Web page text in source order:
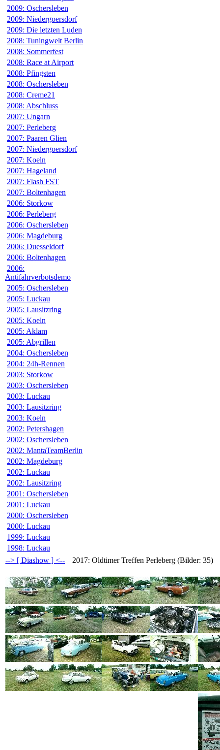
2009: Oschersleben
2009: Niedergoersdorf
2009: Die letzten Luden
2008: Tuningwelt Berlin
2008: Sommerfest
2008: Race at Airport
2008: Pfingsten
2008: Oschersleben
2008: Creme21
2008: Abschluss
2007: Ungarn
2007: Perleberg
2007: Paaren Glien
2007: Niedergoersdorf
2007: Koeln
2007: Hageland
2007: Flash FST
2007: Boltenhagen
2006: Storkow
2006: Perleberg
2006: Oschersleben
2006: Magdeburg
2006: Duesseldorf
2006: Boltenhagen
2006:
Antifahrverbotsdemo
2005: Oschersleben
2005: Luckau
2005: Lausitzring
2005: Koeln
2005: Aklam
2005: Abgrillen
2004: Oschersleben
2004: 24h-Rennen
2003: Storkow
2003: Oschersleben
2003: Luckau
2003: Lausitzring
2003: Koeln
2002: Petershagen
2002: Oschersleben
2002: MantaTeamBerlin
2002: Magdeburg
2002: Luckau
2002: Lausitzring
2001: Oschersleben
2001: Luckau
2000: Oschersleben
2000: Luckau
1999: Luckau
1998: Luckau
2017: Oldtimer Treffen Perleberg (Bilder: 35)
--> [ Diashow ] <--